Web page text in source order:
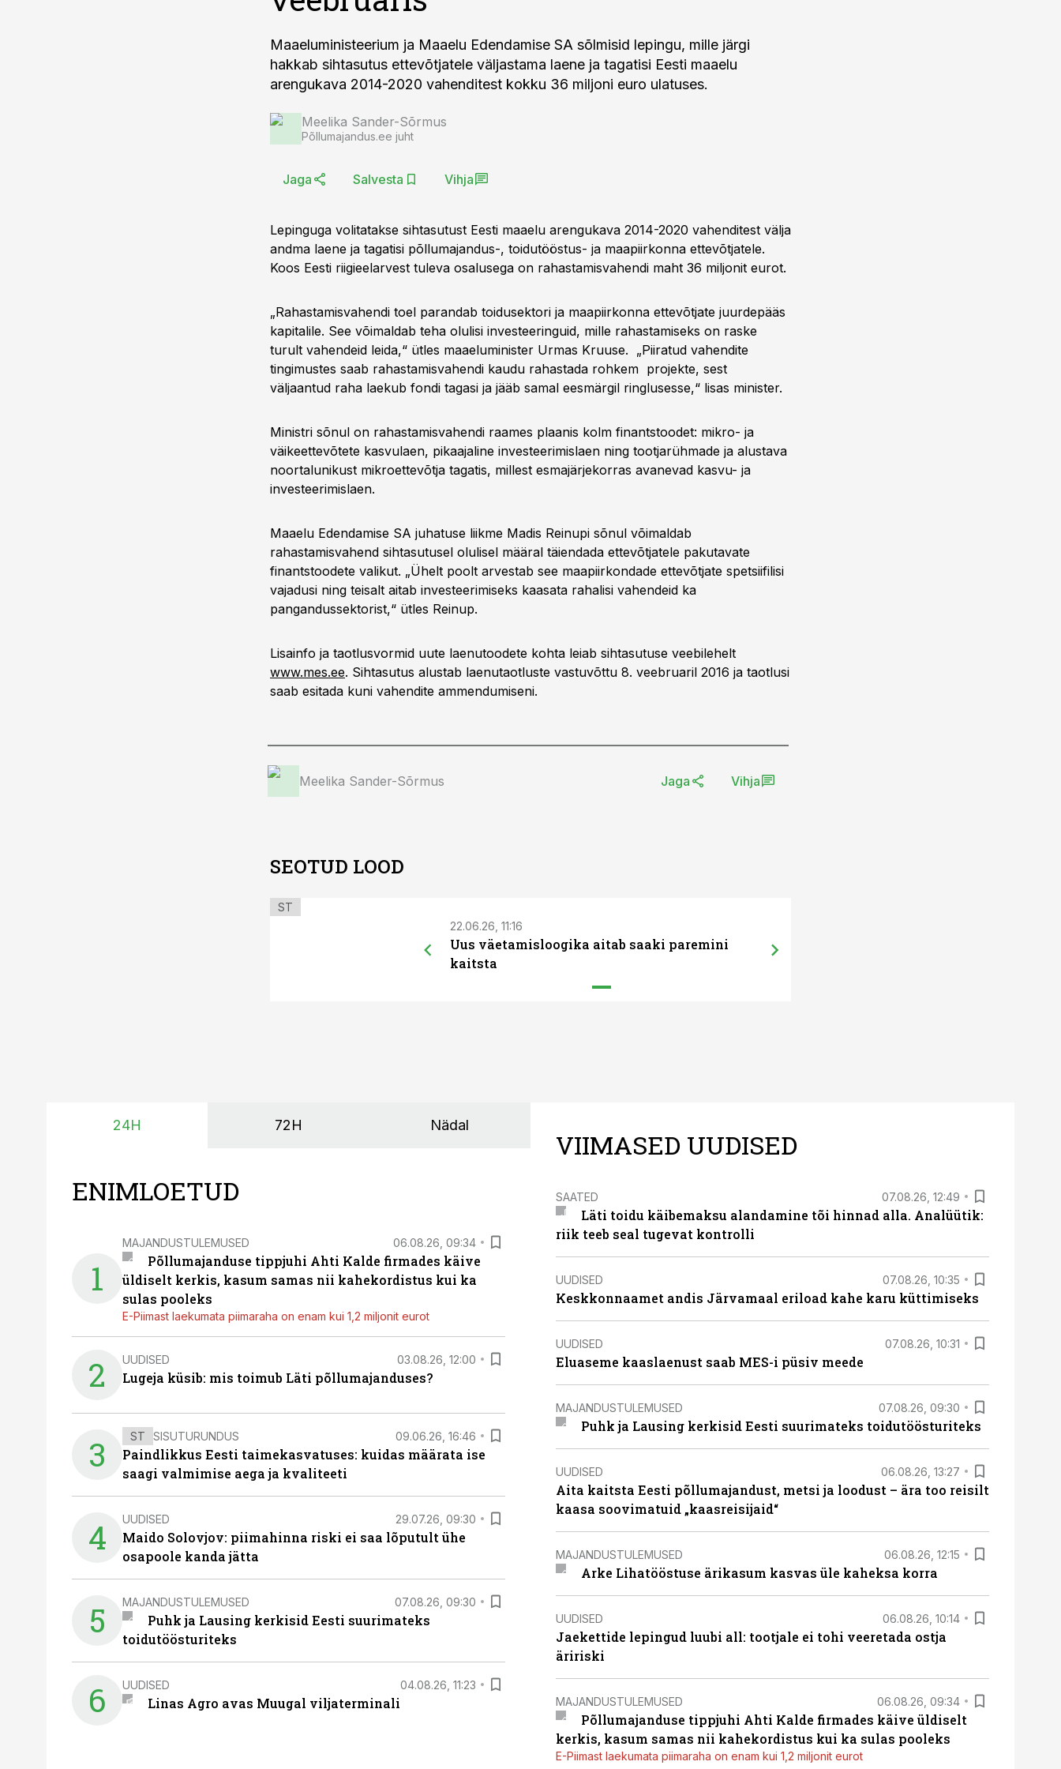
Maaeluministeerium ja Maaelu Edendamise SA sõlmisid lepingu, mille järgi
hakkab sihtasutus ettevõtjatele väljastama laene ja tagatisi Eesti maaelu
arengukava 2014-2020 vahenditest kokku 36 miljoni euro ulatuses.
Meelika Sander-Sõrmus
Põllumajandus.ee juht
Jaga Salvesta Vihja
Lepinguga volitatakse sihtasutust Eesti maaelu arengukava 2014-2020 vahenditest välja
andma laene ja tagatisi põllumajandus-, toidutööstus- ja maapiirkonna ettevõtjatele.
Koos Eesti riigieelarvest tuleva osalusega on rahastamisvahendi maht 36 miljonit eurot.
„Rahastamisvahendi toel parandab toidusektori ja maapiirkonna ettevõtjate juurdepääs
kapitalile. See võimaldab teha olulisi investeeringuid, mille rahastamiseks on raske
turult vahendeid leida,“ ütles maaeluminister Urmas Kruuse. „Piiratud vahendite
tingimustes saab rahastamisvahendi kaudu rahastada rohkem projekte, sest
väljaantud raha laekub fondi tagasi ja jääb samal eesmärgil ringlusesse,“ lisas minister.
Ministri sõnul on rahastamisvahendi raames plaanis kolm finantstoodet: mikro- ja
väikeettevõtete kasvulaen, pikaajaline investeerimislaen ning tootjarühmade ja alustava
noortalunikust mikroettevõtja tagatis, millest esmajärjekorras avanevad kasvu- ja
investeerimislaen.
Maaelu Edendamise SA juhatuse liikme Madis Reinupi sõnul võimaldab
rahastamisvahend sihtasutusel olulisel määral täiendada ettevõtjatele pakutavate
finantstoodete valikut. „Ühelt poolt arvestab see maapiirkondade ettevõtjate spetsiifilisi
vajadusi ning teisalt aitab investeerimiseks kaasata rahalisi vahendeid ka
pangandussektorist,“ ütles Reinup.
Lisainfo ja taotlusvormid uute laenutoodete kohta leiab sihtasutuse veebilehelt
www.mes.ee. Sihtasutus alustab laenutaotluste vastuvõttu 8. veebruaril 2016 ja taotlusi
saab esitada kuni vahendite ammendumiseni.
Meelika Sander-Sõrmus Jaga Vihja
SEOTUD LOOD
ST
22.06.26, 11:16
Uus väetamisloogika aitab saaki paremini
kaitsta
24H 72H Nädal
ENIMLOETUD
1
MAJANDUSTULEMUSED 06.08.26, 09:34
Põllumajanduse tippjuhi Ahti Kalde firmades käive
üldiselt kerkis, kasum samas nii kahekordistus kui ka
sulas pooleks
E-Piimast laekumata piimaraha on enam kui 1,2 miljonit eurot
2 UUDISED 03.08.26, 12:00
Lugeja küsib: mis toimub Läti põllumajanduses?
3 ST SISUTURUNDUS 09.06.26, 16:46
Paindlikkus Eesti taimekasvatuses: kuidas määrata ise
saagi valmimise aega ja kvaliteeti
4 UUDISED 29.07.26, 09:30
Maido Solovjov: piimahinna riski ei saa lõputult ühe
osapoole kanda jätta
5 MAJANDUSTULEMUSED 07.08.26, 09:30
Puhk ja Lausing kerkisid Eesti suurimateks
toidutöösturiteks
6 UUDISED 04.08.26, 11:23
Linas Agro avas Muugal viljaterminali
VIIMASED UUDISED
SAATED 07.08.26, 12:49
Läti toidu käibemaksu alandamine tõi hinnad alla. Analüütik:
riik teeb seal tugevat kontrolli
UUDISED 07.08.26, 10:35
Keskkonnaamet andis Järvamaal eriload kahe karu küttimiseks
UUDISED 07.08.26, 10:31
Eluaseme kaaslaenust saab MES-i püsiv meede
MAJANDUSTULEMUSED 07.08.26, 09:30
Puhk ja Lausing kerkisid Eesti suurimateks toidutöösturiteks
UUDISED 06.08.26, 13:27
Aita kaitsta Eesti põllumajandust, metsi ja loodust – ära too reisilt
kaasa soovimatuid „kaasreisijaid“
MAJANDUSTULEMUSED 06.08.26, 12:15
Arke Lihatööstuse ärikasum kasvas üle kaheksa korra
UUDISED 06.08.26, 10:14
Jaekettide lepingud luubi all: tootjale ei tohi veeretada ostja
äririski
MAJANDUSTULEMUSED 06.08.26, 09:34
Põllumajanduse tippjuhi Ahti Kalde firmades käive üldiselt
kerkis, kasum samas nii kahekordistus kui ka sulas pooleks
E-Piimast laekumata piimaraha on enam kui 1,2 miljonit eurot